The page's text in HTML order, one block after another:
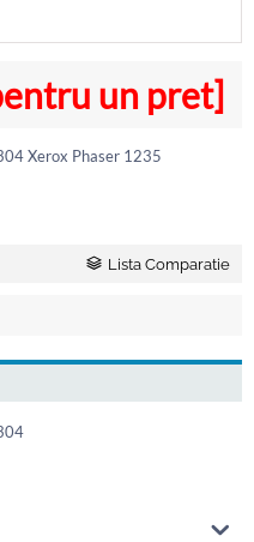
un pret]
Xerox Phaser 1235
Lista Comparatie